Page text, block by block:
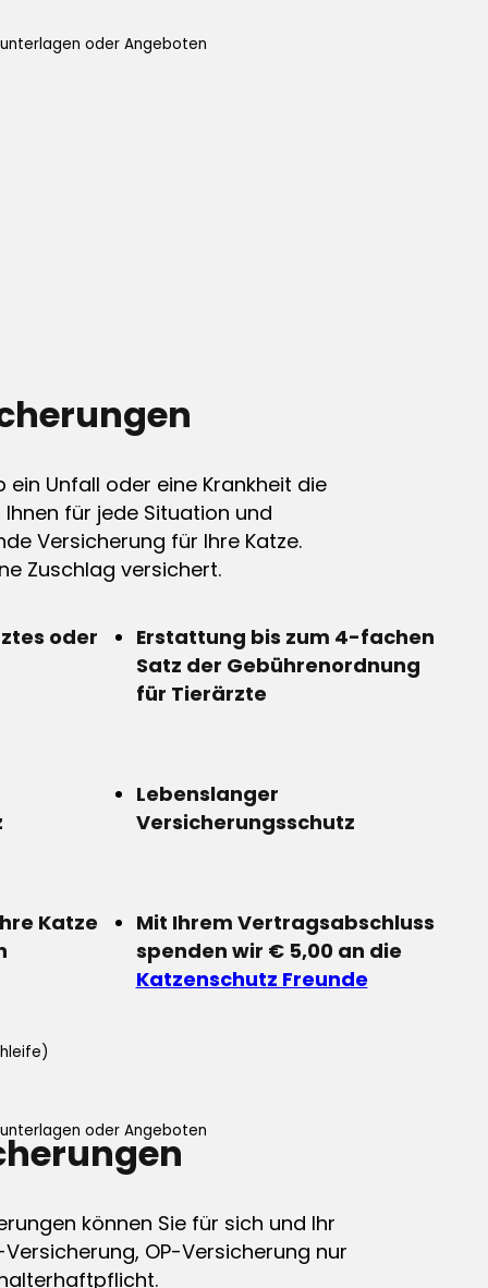
oder Angeboten
Unfall oder eine Krankheit die
für jede Situation und
Versicherung für Ihre Katze.
Zuschlag versichert.
oder
Erstattung bis zum 4-fachen
Satz der Gebührenordnung
für Tierärzte
Lebenslanger
Versicherungsschutz
Katze
Mit Ihrem Vertragsabschluss
spenden wir € 5,00 an die
Katzenschutz Freunde
oder Angeboten
können Sie für sich und Ihr
OP-Versicherung nur